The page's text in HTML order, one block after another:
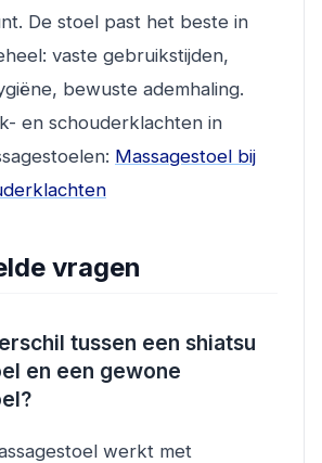
De stoel past het beste in
vaste gebruikstijden,
bewuste ademhaling.
en schouderklachten in
Massagestoel bij
vragen
tussen een shiatsu
en een gewone
werkt met